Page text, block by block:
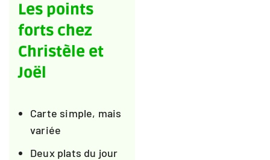
Les points
forts chez
Christèle et
Joël
Carte simple, mais
variée
Deux plats du jour